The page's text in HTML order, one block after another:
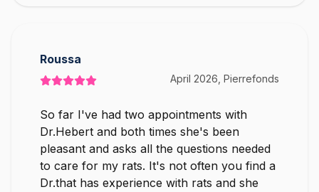
Roussa
April 2026, Pierrefonds
So far I've had two appointments with
Dr.Hebert and both times she's been
pleasant and asks all the questions needed
to care for my rats. It's not often you find a
Dr.that has experience with rats and she